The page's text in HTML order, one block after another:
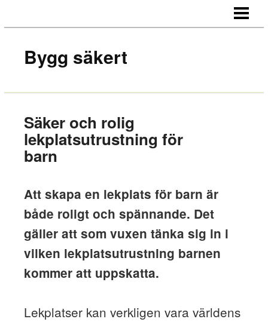
KONTAKT
Bygg säkert
Säker och rolig
lekplatsutrustning för
barn
Att skapa en lekplats för barn är
både roligt och spännande. Det
gäller att som vuxen tänka sig in i
vilken lekplatsutrustning barnen
kommer att uppskatta.
Lekplatser kan verkligen vara världens